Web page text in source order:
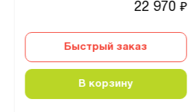
22 970₽
Быстрый заказ
В корзину